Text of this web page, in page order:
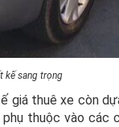
kế sang trọng
giá thuê xe còn
thuộc vào